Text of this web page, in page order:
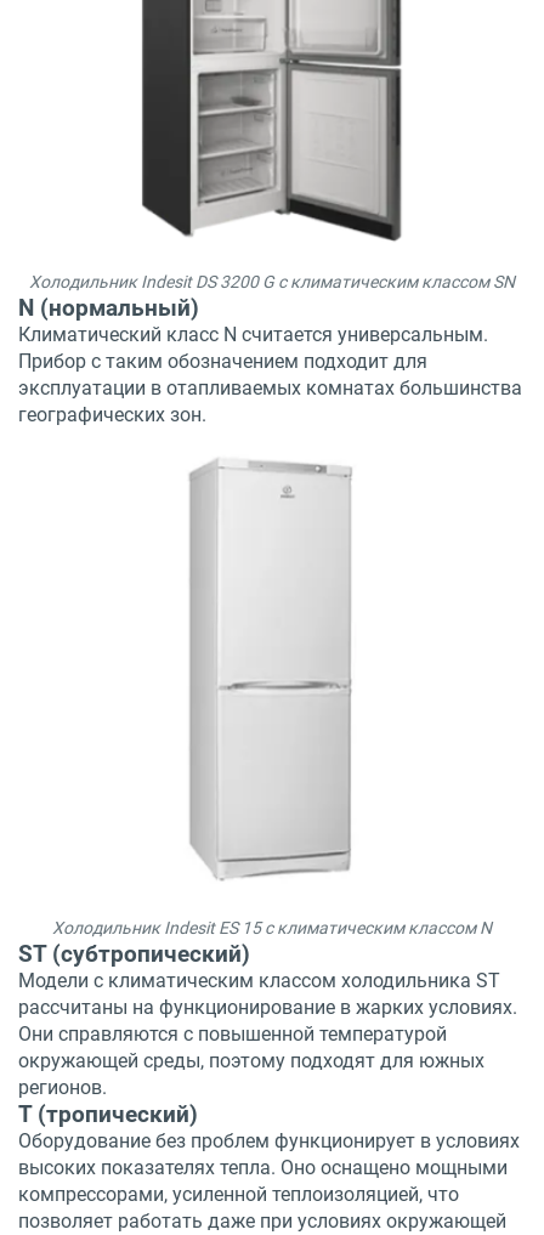
Холодильник Indesit DS 3200 G с климатическим классом SN
N (нормальный)
Холодильник Indesit ES 15 с климатическим классом N
Климатический класс N считается универсальным.
Прибор с таким обозначением подходит для
эксплуатации в отапливаемых комнатах большинства
географических зон.
ST (субтропический)
Модели с климатическим классом холодильника ST
рассчитаны на функционирование в жарких условиях.
Они справляются с повышенной температурой
окружающей среды, поэтому подходят для южных
регионов.
T (тропический)
Оборудование без проблем функционирует в условиях
высоких показателях тепла. Оно оснащено мощными
компрессорами, усиленной теплоизоляцией, что
позволяет работать даже при условиях окружающей